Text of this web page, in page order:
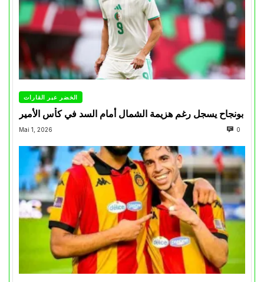
الخضر عبر القارات
بونجاح يسجل رغم هزيمة الشمال أمام السد في كأس الأمير
Mai 1, 2026 0